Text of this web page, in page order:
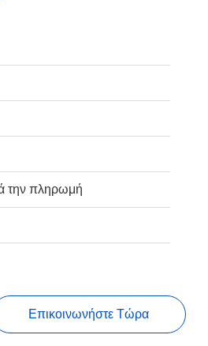
την πληρωμή
Επικοινωνήστε Τώρα